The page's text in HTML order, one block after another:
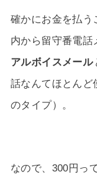
確かにお金を払う
内から留守番電話
アルボイスメール
話なんてほとんど
のタイプ）。
なので、300円っ